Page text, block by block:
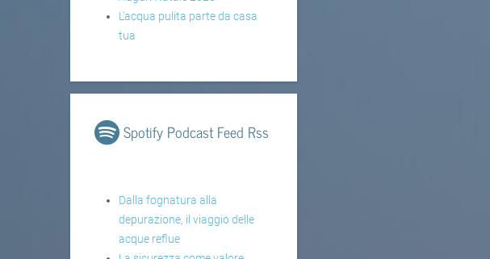
L'acqua pulita parte da casa
tua
Spotify Podcast Feed Rss
Dalla fognatura alla
depurazione, il viaggio delle
acque reflue